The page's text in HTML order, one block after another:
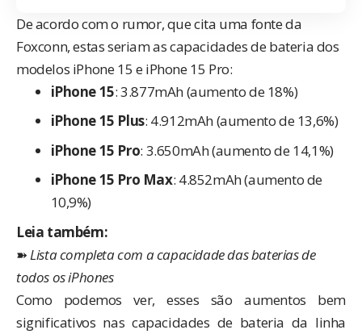
De acordo com o rumor, que cita uma fonte da
Foxconn, estas seriam as capacidades de bateria dos
modelos iPhone 15 e iPhone 15 Pro:
iPhone 15: 3.877mAh (aumento de 18%)
iPhone 15 Plus: 4.912mAh (aumento de 13,6%)
iPhone 15 Pro: 3.650mAh (aumento de 14,1%)
iPhone 15 Pro Max: 4.852mAh (aumento de
10,9%)
Leia também:
➽ Lista completa com a capacidade das baterias de
todos os iPhones
Como podemos ver, esses são aumentos bem
significativos nas capacidades de bateria da linha